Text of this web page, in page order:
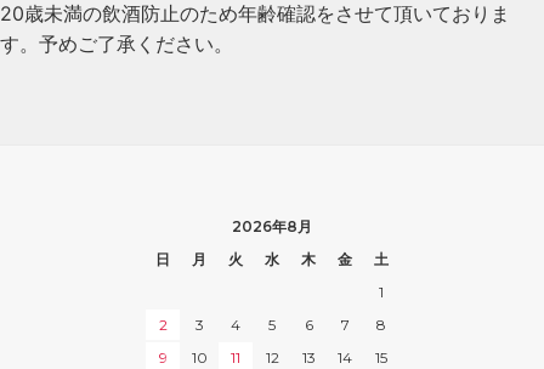
20歳未満の飲酒防止のため年齢確認をさせて頂いておりま
す。予めご了承ください。
2026年8月
日
月 火 水 木 金
土
1
2
3 4 5 6 7
8
9
10 11 12 13 14
15